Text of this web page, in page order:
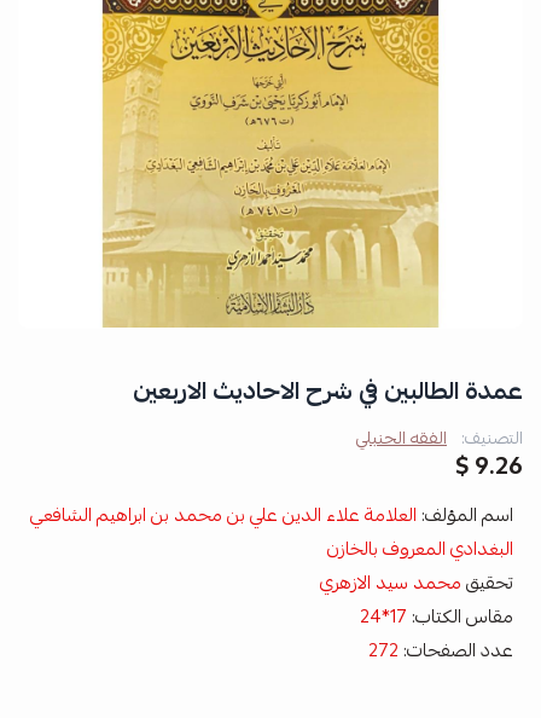
عمدة الطالبين في شرح الاحاديث الاربعين
التصنيف: الفقه الحنبلي
9.26 $
اسم المؤلف: العلامة علاء الدين علي بن محمد بن ابراهيم الشافعي
البغدادي المعروف بالخازن
تحقيقمحمد سيد الازهري
مقاس الكتاب: 17*24
عدد الصفحات: 272